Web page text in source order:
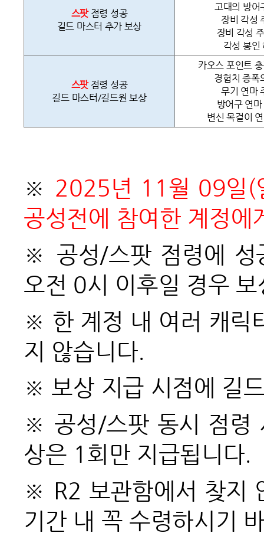
스팟점령 성공
길드 마스터 추가 보상
고대의 방어
장비 각성
장비 각성
각성 봉인
스팟점령 성공
길드 마스터/길드원 보상
카오스 포인트
경험치 증폭
무기 연마
방어구 연
변신 목걸이
※ 2025년 11월 09일(
공성전에 참여한 계정에
※ 공성/스팟 점령에 성
오전 0시 이후일 경우
※ 한 계정 내 여러 캐릭
지 않습니다.
※ 보상 지급 시점에 길
※ 공성/스팟 동시 점령
상은 1회만 지급됩니다.
※ R2 보관함에서 찾지
기간 내 꼭 수령하시기